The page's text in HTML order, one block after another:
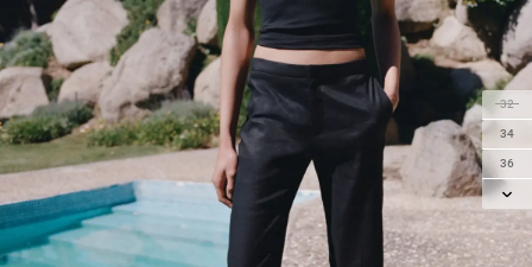
32
34
36
38
42